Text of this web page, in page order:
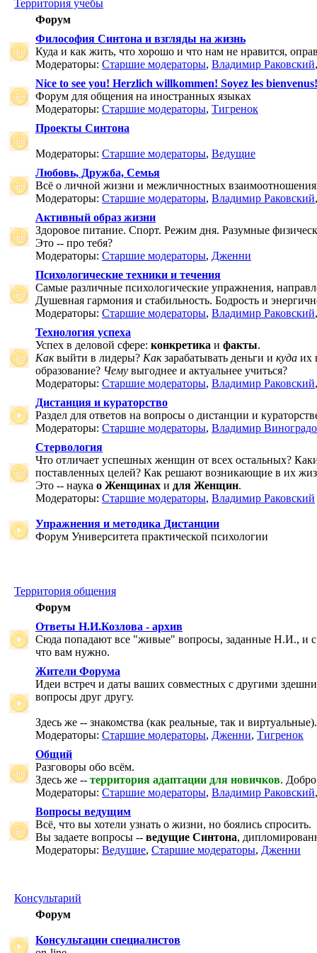
Территория учебы
Форум
Философия Синтона и взгляды на жизнь
Куда и как жить, что хорошо и что нам не нравится,
Модераторы: Старшие модераторы, Владимир Раковский
Nice to see you! Herzlich willkommen! Soyez les bienvenus!
Форум для общения на иностранных языках
Модераторы: Старшие модераторы, Тигренок
Проекты Синтона
Модераторы: Старшие модераторы, Ведущие
Любовь, Дружба, Семья
Всё о личной жизни и межличностных
Модераторы: Старшие модераторы, Владимир Раковский
Активный образ жизни
Здоровое питание. Спорт. Режим дня. Разумные
Это -- про тебя?
Модераторы: Старшие модераторы, Дженни
Психологические техники и течения
Самые различные психологические упражнения,
Душевная гармония и стабильность. Бодрость и
Модераторы: Старшие модераторы, Владимир Раковский
Технология успеха
Успех в деловой сфере: конкретика и факты.
Каквыйти в лидеры? Какзарабатывать деньги и куда их
образование? Чему выгоднее и актуальнее учиться?
Модераторы: Старшие модераторы, Владимир Раковский
Дистанция и кураторство
Раздел для ответов на вопросы о дистанции и
Модераторы: Старшие модераторы, Владимир
Стервология
Что отличает успешных женщин от всех остальных?
поставленных целей? Как решают возникающие в их
Это -- наука о Женщинах и для Женщин.
Модераторы: Старшие модераторы, Владимир Раковский
Упражнения и методика Дистанции
Форум Университета практической психологии
Территория общения
Форум
Ответы Н.И.Козлова - архив
Сюда попадают все "живые" вопросы, заданные Н.И., и с
что вам нужно.
Жители Форума
Идеи встреч и даты ваших совместных с другими
вопросы друг другу.
Здесь же -- знакомства (как реальные, так и виртуальные).
Модераторы: Старшие модераторы, Дженни, Тигренок
Общий
Разговоры обо всём.
Здесь же -- территория адаптации для новичков.
Модераторы: Старшие модераторы, Владимир Раковский
Вопросы ведущим
Всё, что вы хотели узнать о жизни, но боялись спросить.
Вы задаете вопросы -- ведущие Синтона,
Модераторы: Ведущие, Старшие модераторы, Дженни
Консультарий
Форум
Консультации специалистов